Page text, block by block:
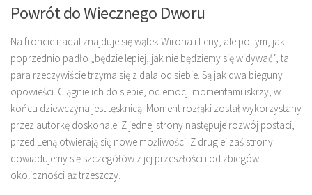
Powrót do Wiecznego Dworu
Na froncie nadal znajduje się wątek Wirona i Leny, ale po tym, jak
poprzednio padło „będzie lepiej, jak nie będziemy się widywać”, ta
para rzeczywiście trzyma się z dala od siebie. Są jak dwa bieguny
opowieści. Ciągnie ich do siebie, od emocji momentami iskrzy, w
końcu dziewczyna jest tęsknicą. Moment rozłąki został wykorzystany
przez autorkę doskonale. Z jednej strony następuje rozwój postaci,
przed Leną otwierają się nowe możliwości. Z drugiej zaś strony
dowiadujemy się szczegółów z jej przeszłości i od zbiegów
okoliczności aż trzeszczy.